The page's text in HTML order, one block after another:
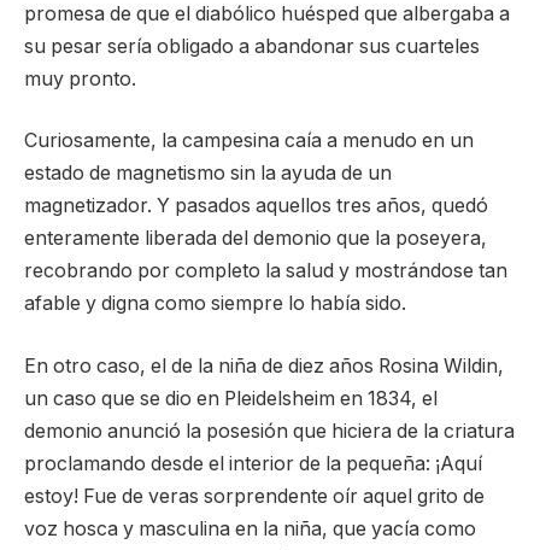
promesa de que el diabólico huésped que albergaba a
su pesar sería obligado a abandonar sus cuarteles
muy pronto.
Curiosamente, la campesina caía a menudo en un
estado de magnetismo sin la ayuda de un
magnetizador. Y pasados aquellos tres años, quedó
enteramente liberada del demonio que la poseyera,
recobrando por completo la salud y mostrándose tan
afable y digna como siempre lo había sido.
En otro caso, el de la niña de diez años Rosina Wildin,
un caso que se dio en Pleidelsheim en 1834, el
demonio anunció la posesión que hiciera de la criatura
proclamando desde el interior de la pequeña: ¡Aquí
estoy! Fue de veras sorprendente oír aquel grito de
voz hosca y masculina en la niña, que yacía como